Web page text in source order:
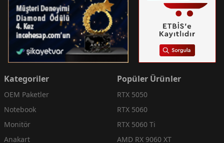
Kategoriler
OEM Paketler
Notebook
Monitör
Anakart
Popüler Ürünler
RTX 5050
RTX 5060
RTX 5060 Ti
AMD RX 9060 XT